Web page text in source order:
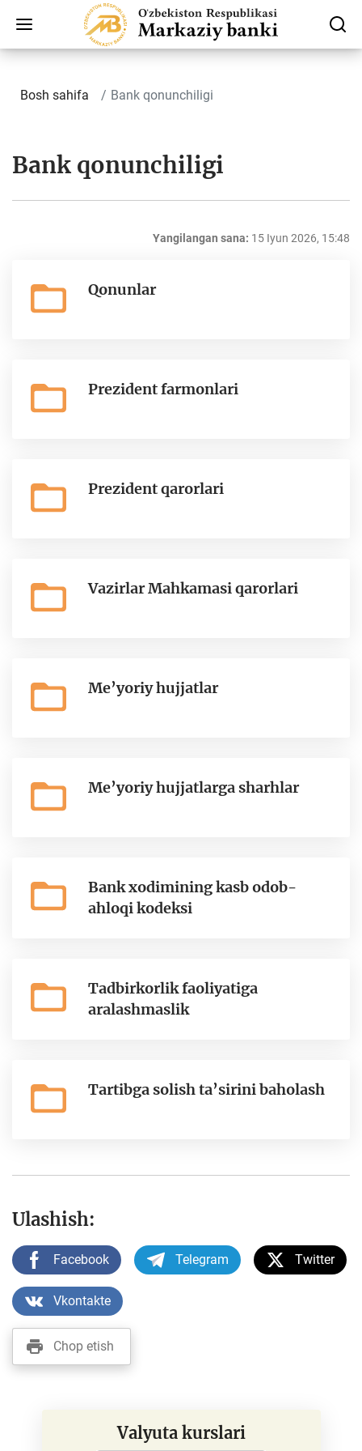
Bosh sahifa Bank qonunchiligi
Bank qonunchiligi
Yangilangan sana: 15 Iyun 2026, 15:48
Qonunlar
Prezident farmonlari
Prezident qarorlari
Vazirlar Mahkamasi qarorlari
Me’yoriy hujjatlar
Me’yoriy hujjatlarga sharhlar
Bank xodimining kasb odob-
ahloqi kodeksi
Tadbirkorlik faoliyatiga
aralashmaslik
Tartibga solish ta’sirini baholash
Ulashish:
Facebook Telegram Twitter
Vkontakte
Chop etish
Valyuta kurslari